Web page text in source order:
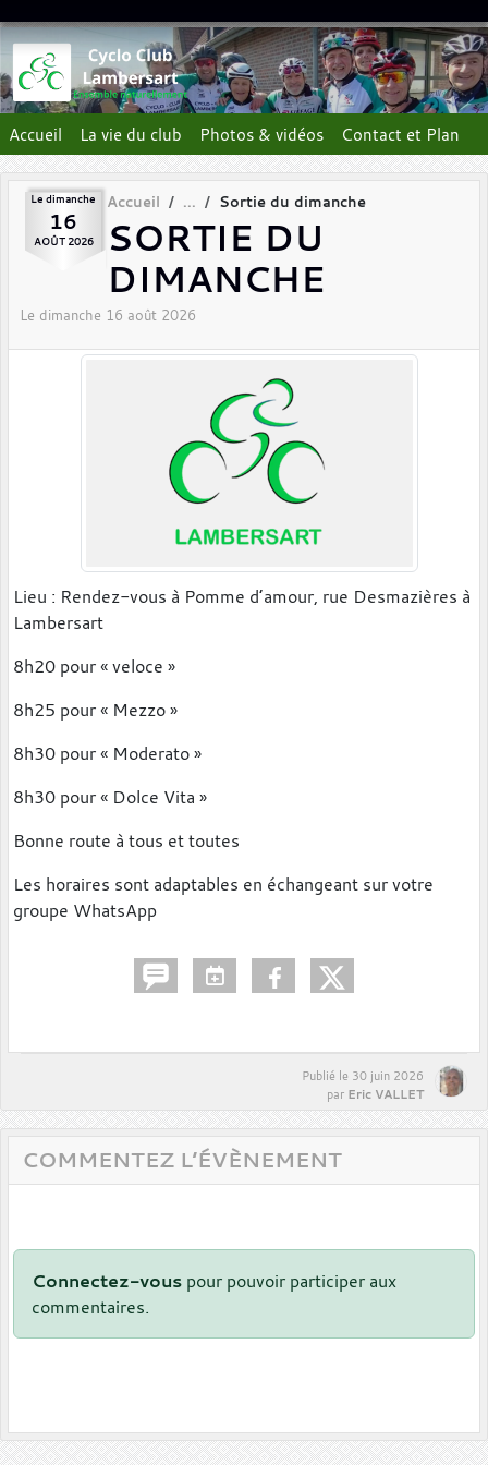
Accueil La vie du club Photos & vidéos Contact et Plan
Le dimanche
16
AOÛT 2026
Accueil Sortie du dimanche
SORTIE DU
DIMANCHE
Le dimanche 16 août 2026
Lieu : Rendez-vous à Pomme d’amour, rue Desmazières à
Lambersart
8h20 pour « veloce »
8h25 pour « Mezzo »
8h30 pour « Moderato »
8h30 pour « Dolce Vita »
Bonne route à tous et toutes
Les horaires sont adaptables en échangeant sur votre
groupe WhatsApp
Publié le 30 juin 2026
par Eric VALLET
COMMENTEZ L’ÉVÈNEMENT
Connectez-vous pour pouvoir participer aux
commentaires.